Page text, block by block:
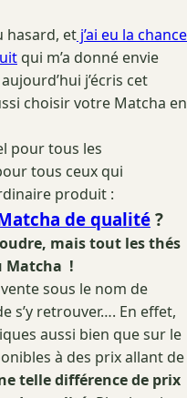
hasard, et j’ai eu la chance
qui m’a donné envie
j’écris cet
choisir votre Matcha en
pour tous les
tous ceux qui
produit :
de qualité?
mais tout les thés
Matcha !
sous le nom de
s’y retrouver…. En effet,
aussi bien que sur le
à des prix allant de
telle différence de prix